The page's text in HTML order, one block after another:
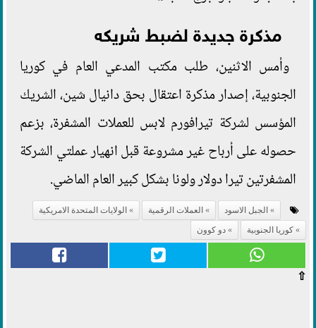
مذكرة جديدة لضبط شريكه
وأمس الاثنين، طلب مكتب المدعي العام في كوريا
الجنوبية، إصدار مذكرة اعتقال بحق دانيال شين، الشريك
المؤسس لشركة تيرافورم لابس للعملات المشفرة، بزعم
حصوله على أرباح غير مشروعة قبل انهيار عملتي الشركة
المشفرتين تيرا دولار ولونا بشكل كبير العام الماضي.
الجبل الاسود العملات الرقمية
الولايات المتحدة الامريكية
كوريا الجنوبية
دو كوون
⇧